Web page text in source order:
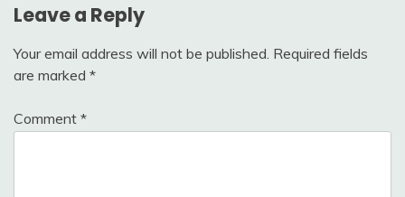
Leave a Reply
Your email address will not be published. Required fields
are marked *
Comment *